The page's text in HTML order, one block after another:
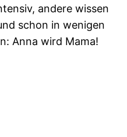
andere wissen
schon in wenigen
Anna wird Mama!